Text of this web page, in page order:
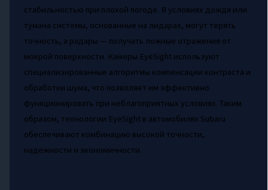
стабильностью при плохой погоде. В условиях дождя или
тумана системы, основанные на лидарах, могут терять
точность, а радары — получать ложные отражения от
мокрой поверхности. Камеры EyeSight используют
специализированные алгоритмы компенсации контраста и
обработки шума, что позволяет им эффективно
функционировать при неблагоприятных условиях. Таким
образом, технологии EyeSight в автомобилях Subaru
обеспечивают комбинацию высокой точности,
надежности и экономичности.